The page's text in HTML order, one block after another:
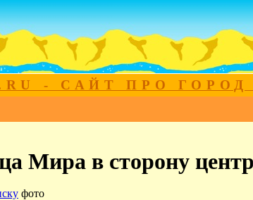
- САЙТ ПРО
Мира в сторону
фото